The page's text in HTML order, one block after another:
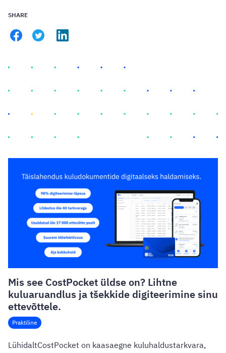
SHARE
Praktiline
Mis see CostPocket üldse on? Lihtne
kuluaruandlus ja tšekkide digiteerimine sinu
ettevõttele.
LühidaltCostPocket on kaasaegne kuluhaldustarkvara,